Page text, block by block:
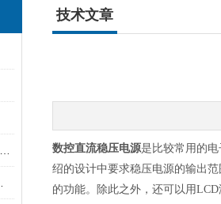
技术文章
数控直流稳压电源是比较常用的
绍的设计中要求稳压电源的输出
的功能。除此之外，还可以用